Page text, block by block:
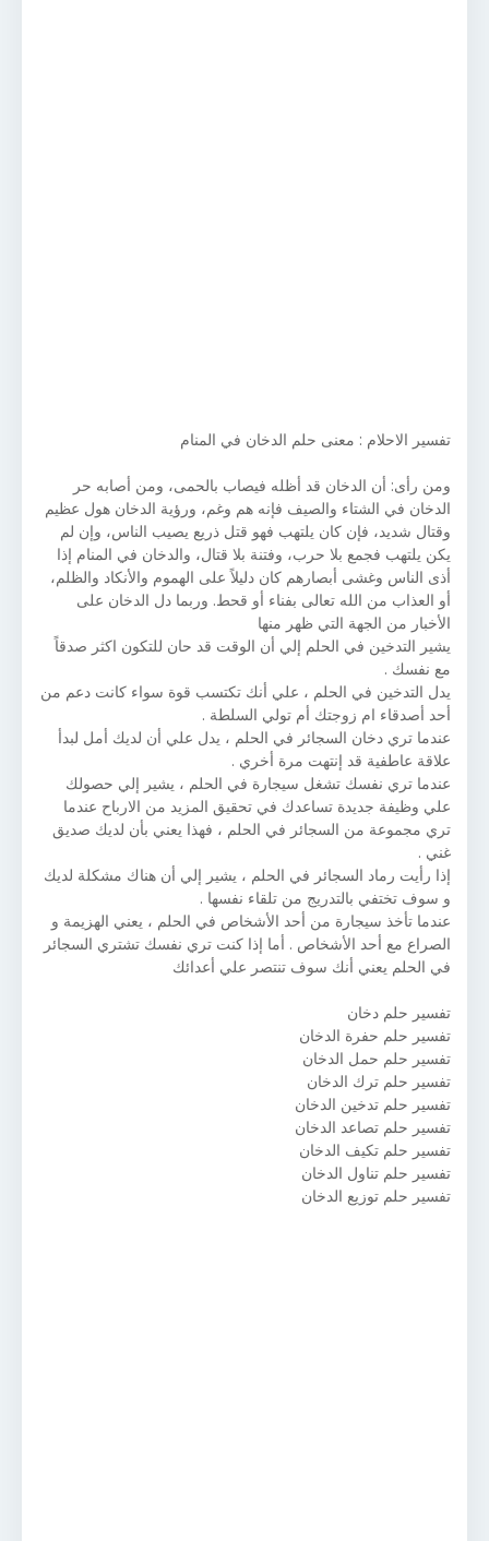
تفسير الاحلام : معنى حلم الدخان في المنام
ومن رأى: أن الدخان قد أظله فيصاب بالحمى، ومن أصابه حر
الدخان في الشتاء والصيف فإنه هم وغم، ورؤية الدخان هول عظيم
وقتال شديد، فإن كان يلتهب فهو قتل ذريع يصيب الناس، وإن لم
يكن يلتهب فجمع بلا حرب، وفتنة بلا قتال، والدخان في المنام إذا
أذى الناس وغشى أبصارهم كان دليلاً على الهموم والأنكاد والظلم،
أو العذاب من الله تعالى بفناء أو قحط. وربما دل الدخان على
الأخبار من الجهة التي ظهر منها
يشير التدخين في الحلم إلي أن الوقت قد حان للتكون اكثر صدقاً
مع نفسك .
يدل التدخين في الحلم ، علي أنك تكتسب قوة سواء كانت دعم من
أحد أصدقاء ام زوجتك أم تولي السلطة .
عندما تري دخان السجائر في الحلم ، يدل علي أن لديك أمل لبدأ
علاقة عاطفية قد إنتهت مرة أخري .
عندما تري نفسك تشغل سيجارة في الحلم ، يشير إلي حصولك
علي وظيفة جديدة تساعدك في تحقيق المزيد من الارباح عندما
تري مجموعة من السجائر في الحلم ، فهذا يعني بأن لديك صديق
غني .
إذا رأيت رماد السجائر في الحلم ، يشير إلي أن هناك مشكلة لديك
و سوف تختفي بالتدريج من تلقاء نفسها .
عندما تأخذ سيجارة من أحد الأشخاص في الحلم ، يعني الهزيمة و
الصراع مع أحد الأشخاص . أما إذا كنت تري نفسك تشتري السجائر
في الحلم يعني أنك سوف تنتصر علي أعدائك
تفسير حلم دخان
تفسير حلم حفرة الدخان
تفسير حلم حمل الدخان
تفسير حلم ترك الدخان
تفسير حلم تدخين الدخان
تفسير حلم تصاعد الدخان
تفسير حلم تكيف الدخان
تفسير حلم تناول الدخان
تفسير حلم توزيع الدخان